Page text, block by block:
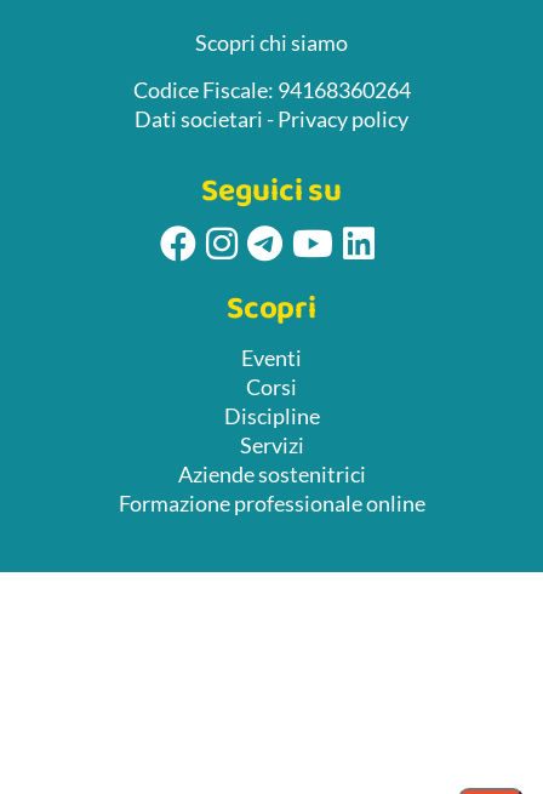
Scopri chi siamo
Codice Fiscale: 94168360264
Dati societari -Privacy policy
Seguici su
Scopri
Eventi
Corsi
Discipline
Servizi
Aziende sostenitrici
Formazione professionale online